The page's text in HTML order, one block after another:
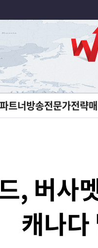
파트너방송전문가전략
, 버사
캐나다